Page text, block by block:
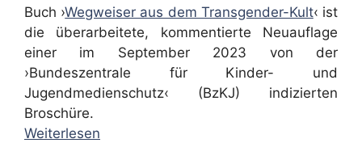
Buch ›Wegweiser aus dem Transgender-Kult‹ ist
die überarbeitete, kommentierte Neuauflage
einer im September 2023 von der
›Bundeszentrale für Kinder- und
Jugendmedienschutz‹ (BzKJ) indizierten
Broschüre.
Weiterlesen